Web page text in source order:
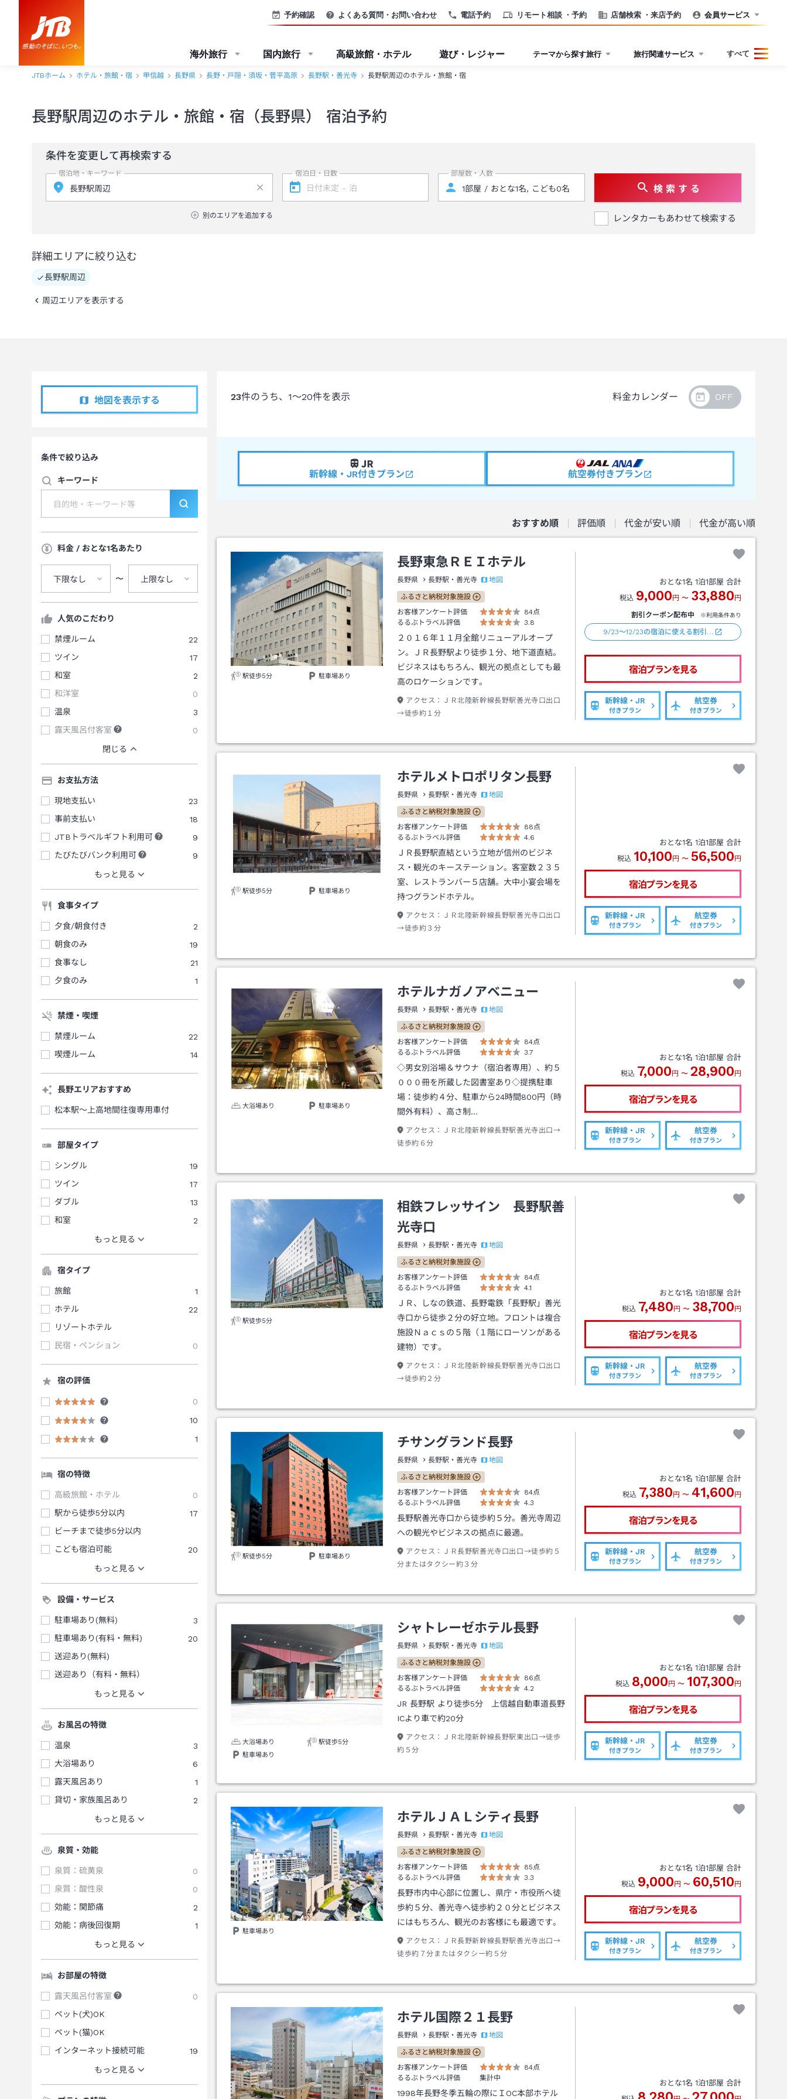
電話予約 リモート相談 ・予約 店舗検索 ・来店予約
予約確認 よくある質問・お問い合わせ 会員サービス
海外旅行 国内旅行 高級旅館・ホテル 遊び・レジャー テーマから探す旅行 旅行関連サービス すべて
JTBホーム ホテル・旅館・宿 甲信越 長野県 長野・戸隠・須坂・菅平高原 長野駅・善光寺 長野駅周辺のホテル・旅館・宿
長野駅周辺のホテル・旅館・宿（長野県） 宿泊予約
条件を変更して再検索する
宿泊地・キーワード
別のエリアを追加する
宿泊日・日数 部屋数・人数
検 索 す る
レンタカーもあわせて検索する
詳細エリアに絞り込む
長野駅周辺
周辺エリアを表示する
地図を表示する
条件で絞り込み
キーワード
料金 / おとな1名あたり
下限なし 〜 上限なし
人気のこだわり
禁煙ルーム
22
ツイン
17
和室
2
和洋室
0
温泉
3
露天風呂付客室
0
閉じる
お支払方法
現地支払い
23
事前支払い
18
JTBトラベルギフト利用可
9
たびたびバンク利用可
9
もっと見る
食事タイプ
夕食/朝食付き
2
朝食のみ
19
食事なし
21
夕食のみ
1
禁煙・喫煙
禁煙ルーム
22
喫煙ルーム
14
長野エリアおすすめ
松本駅～上高地間往復専用車付
部屋タイプ
シングル
19
ツイン
17
ダブル
13
和室
2
もっと見る
宿タイプ
旅館
1
ホテル
22
リゾートホテル
民宿・ペンション
0
宿の評価
0
10
1
宿の特徴
高級旅館・ホテル
0
駅から徒歩5分以内
17
ビーチまで徒歩5分以内
こども宿泊可能
20
もっと見る
設備・サービス
駐車場あり(無料)
3
駐車場あり(有料・無料)
20
送迎あり(無料)
送迎あり（有料・無料）
もっと見る
お風呂の特徴
温泉
3
大浴場あり
6
露天風呂あり
1
貸切・家族風呂あり
2
もっと見る
泉質・効能
泉質：硫黄泉
0
泉質：酸性泉
0
効能：関節痛
2
効能：病後回復期
1
もっと見る
お部屋の特徴
露天風呂付客室
0
ペット(犬)OK
ペット(猫)OK
インターネット接続可能
19
もっと見る
23件のうち、 1～20件を表示 料金カレンダー
新幹線・JR付きプラン 航空券付きプラン
おすすめ順 評価順 代金が安い順 代金が高い順
駅徒歩5分 駐車場あり
長野東急ＲＥＩホテル
長野県 長野駅・善光寺 地図
ふるさと納税対象施設
お客様アンケート評価
84点
るるぶトラベル評価
3.8
２０１６年１１月全館リニューアルオープ
ン。ＪＲ長野駅より徒歩１分、地下道直結。
ビジネスはもちろん、観光の拠点としても最
高のロケーションです。
アクセス：
ＪＲ北陸新幹線長野駅善光寺口出口
→徒歩約１分
おとな1名 1泊1部屋 合計
税込 9,000 円 〜 33,880 円
割引クーポン配布中 ※利用条件あり
9/23～12/23の宿泊に使える割引…
宿泊プランを見る
新幹線・JR
付きプラン
航空券
付きプラン
駅徒歩5分 駐車場あり
ホテルメトロポリタン長野
長野県 長野駅・善光寺 地図
ふるさと納税対象施設
お客様アンケート評価
88点
るるぶトラベル評価
4.6
ＪＲ長野駅直結という立地が信州のビジネ
ス・観光のキーステーション。客室数２３５
室、レストランバー５店舗。大中小宴会場を
持つグランドホテル。
アクセス：
ＪＲ北陸新幹線長野駅善光寺口出口
→徒歩約３分
おとな1名 1泊1部屋 合計
税込 10,100 円 〜 56,500 円
宿泊プランを見る
新幹線・JR
付きプラン
航空券
付きプラン
大浴場あり 駐車場あり
ホテルナガノアベニュー
長野県 長野駅・善光寺 地図
ふるさと納税対象施設
お客様アンケート評価
84点
るるぶトラベル評価
3.7
◇男女別浴場＆サウナ（宿泊者専用）、約５
０００冊を所蔵した図書室あり◇提携駐車
場：徒歩約４分、駐車から24時間800円（時
間外有料）、高さ制…
アクセス：
ＪＲ北陸新幹線長野駅善光寺出口→
徒歩約６分
おとな1名 1泊1部屋 合計
税込 7,000 円 〜 28,900 円
宿泊プランを見る
新幹線・JR
付きプラン
航空券
付きプラン
駅徒歩5分
相鉄フレッサイン 長野駅善
光寺口
長野県 長野駅・善光寺 地図
ふるさと納税対象施設
お客様アンケート評価
84点
るるぶトラベル評価
4.1
ＪＲ、しなの鉄道、長野電鉄「長野駅」善光
寺口から徒歩２分の好立地。フロントは複合
施設Ｎａｃｓの５階（１階にローソンがある
建物）です。
アクセス：
ＪＲ北陸新幹線長野駅善光寺口出口
→徒歩約２分
おとな1名 1泊1部屋 合計
税込 7,480 円 〜 38,700 円
宿泊プランを見る
新幹線・JR
付きプラン
航空券
付きプラン
駅徒歩5分 駐車場あり
チサングランド長野
長野県 長野駅・善光寺 地図
ふるさと納税対象施設
お客様アンケート評価
84点
るるぶトラベル評価
4.3
長野駅善光寺口から徒歩約５分。善光寺周辺
への観光やビジネスの拠点に最適。
アクセス：
ＪＲ長野駅善光寺口出口→徒歩約５
分またはタクシー約３分
おとな1名 1泊1部屋 合計
税込 7,380 円 〜 41,600 円
宿泊プランを見る
新幹線・JR
付きプラン
航空券
付きプラン
大浴場あり
駅徒歩5分
駐車場あり
シャトレーゼホテル長野
長野県 長野駅・善光寺 地図
ふるさと納税対象施設
お客様アンケート評価
86点
るるぶトラベル評価
4.2
JR 長野駅 より徒歩5分 上信越自動車道長野
ICより車で約20分
アクセス：
ＪＲ北陸新幹線長野駅東出口→徒歩
約５分
おとな1名 1泊1部屋 合計
税込 8,000 円 〜 107,300 円
宿泊プランを見る
新幹線・JR
付きプラン
航空券
付きプラン
駐車場あり
ホテルＪＡＬシティ長野
長野県 長野駅・善光寺 地図
ふるさと納税対象施設
お客様アンケート評価
85点
るるぶトラベル評価
3.3
長野市内中心部に位置し、県庁・市役所へ徒
歩約５分、善光寺へ徒歩約２０分とビジネス
にはもちろん、観光のお客様にも最適です。
アクセス：
ＪＲ長野新幹線長野駅善光寺出口→
徒歩約７分またはタクシー約５分
おとな1名 1泊1部屋 合計
税込 9,000 円 〜 60,510 円
宿泊プランを見る
新幹線・JR
付きプラン
航空券
付きプラン
ホテル国際２１長野
長野県 長野駅・善光寺 地図
ふるさと納税対象施設
お客様アンケート評価
84点
るるぶトラベル評価
集計中
1998年長野冬季五輪の際にＩOC本部ホテル
おとな1名 1泊1部屋 合計